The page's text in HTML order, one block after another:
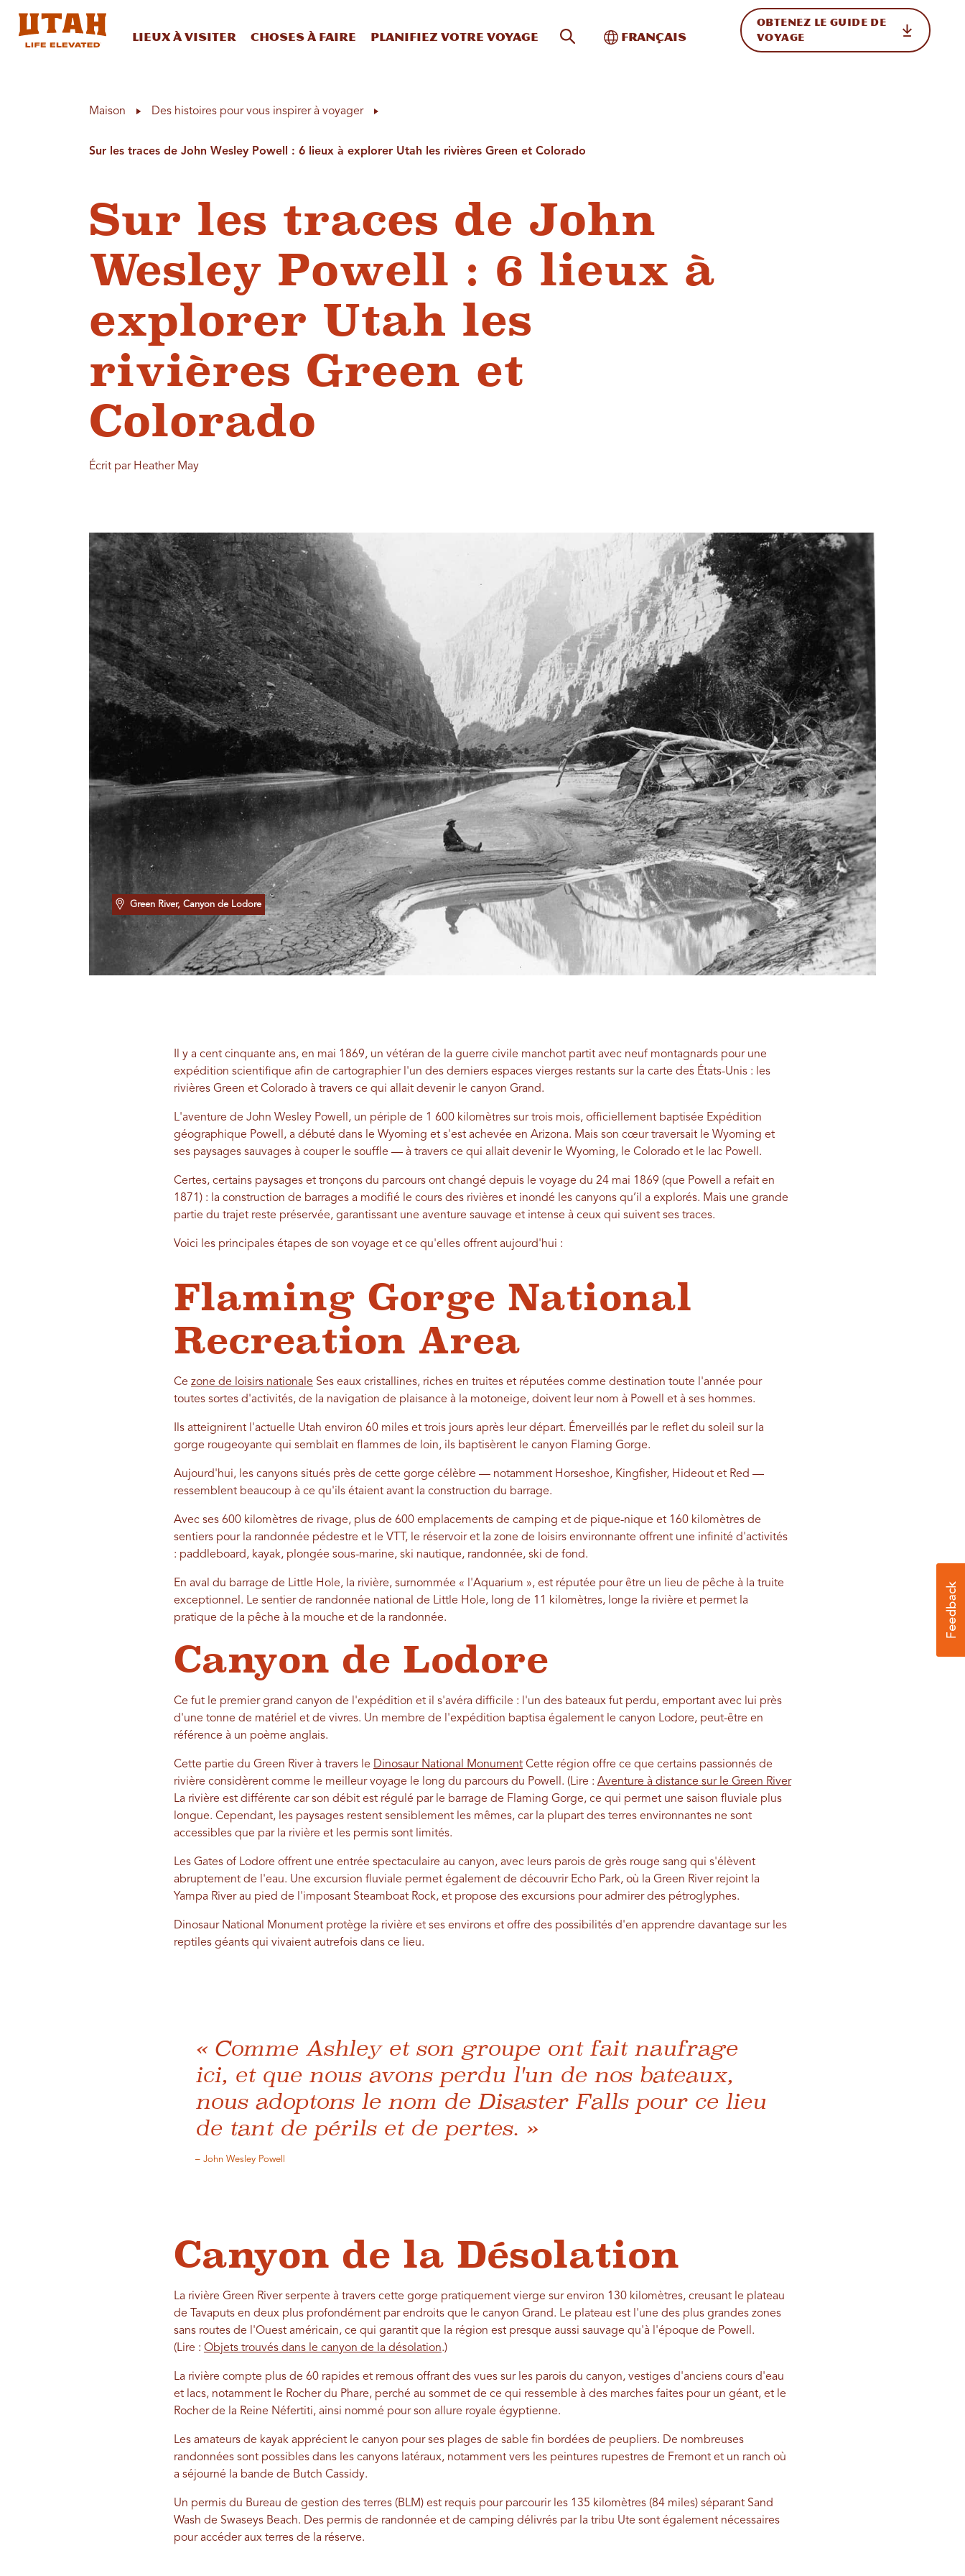
Lieux à visiter Choses à faire Planifiez votre voyage Recherche sur le site
Basculer vers l'international
Français
OBTENEZ LE GUIDE DE
VOYAGE
Maison Des histoires pour vous inspirer à voyager
Sur les traces de John Wesley Powell : 6 lieux à explorer Utah les rivières Green et Colorado
Sur les traces de John
Wesley Powell : 6 lieux à
explorer Utah les
rivières Green et
Colorado
Écrit par Heather May
Green River, Canyon de Lodore
Il y a cent cinquante ans, en mai 1869, un vétéran de la guerre civile manchot partit avec neuf montagnards pour une
expédition scientifique afin de cartographier l'un des derniers espaces vierges restants sur la carte des États-Unis : les
rivières Green et Colorado à travers ce qui allait devenir le canyon Grand.
L'aventure de John Wesley Powell, un périple de 1 600 kilomètres sur trois mois, officiellement baptisée Expédition
géographique Powell, a débuté dans le Wyoming et s'est achevée en Arizona. Mais son cœur traversait le Wyoming et
ses paysages sauvages à couper le souffle — à travers ce qui allait devenir le Wyoming, le Colorado et le lac Powell.
Certes, certains paysages et tronçons du parcours ont changé depuis le voyage du 24 mai 1869 (que Powell a refait en
1871) : la construction de barrages a modifié le cours des rivières et inondé les canyons qu’il a explorés. Mais une grande
partie du trajet reste préservée, garantissant une aventure sauvage et intense à ceux qui suivent ses traces.
Voici les principales étapes de son voyage et ce qu'elles offrent aujourd'hui :
Flaming Gorge National
Recreation Area
Ce zone de loisirs nationale Ses eaux cristallines, riches en truites et réputées comme destination toute l'année pour
toutes sortes d'activités, de la navigation de plaisance à la motoneige, doivent leur nom à Powell et à ses hommes.
Ils atteignirent l'actuelle Utah environ 60 miles et trois jours après leur départ. Émerveillés par le reflet du soleil sur la
gorge rougeoyante qui semblait en flammes de loin, ils baptisèrent le canyon Flaming Gorge.
Aujourd'hui, les canyons situés près de cette gorge célèbre — notamment Horseshoe, Kingfisher, Hideout et Red —
ressemblent beaucoup à ce qu'ils étaient avant la construction du barrage.
Avec ses 600 kilomètres de rivage, plus de 600 emplacements de camping et de pique-nique et 160 kilomètres de
sentiers pour la randonnée pédestre et le VTT, le réservoir et la zone de loisirs environnante offrent une infinité d'activités
: paddleboard, kayak, plongée sous-marine, ski nautique, randonnée, ski de fond.
En aval du barrage de Little Hole, la rivière, surnommée « l'Aquarium », est réputée pour être un lieu de pêche à la truite
exceptionnel. Le sentier de randonnée national de Little Hole, long de 11 kilomètres, longe la rivière et permet la
pratique de la pêche à la mouche et de la randonnée.
Canyon de Lodore
Ce fut le premier grand canyon de l'expédition et il s'avéra difficile : l'un des bateaux fut perdu, emportant avec lui près
d'une tonne de matériel et de vivres. Un membre de l'expédition baptisa également le canyon Lodore, peut-être en
référence à un poème anglais.
Cette partie du Green River à travers le Dinosaur National MonumentCette région offre ce que certains passionnés de
rivière considèrent comme le meilleur voyage le long du parcours du Powell. (Lire : Aventure à distance sur le Green River
La rivière est différente car son débit est régulé par le barrage de Flaming Gorge, ce qui permet une saison fluviale plus
longue. Cependant, les paysages restent sensiblement les mêmes, car la plupart des terres environnantes ne sont
accessibles que par la rivière et les permis sont limités.
Les Gates of Lodore offrent une entrée spectaculaire au canyon, avec leurs parois de grès rouge sang qui s'élèvent
abruptement de l'eau. Une excursion fluviale permet également de découvrir Echo Park, où la Green River rejoint la
Yampa River au pied de l'imposant Steamboat Rock, et propose des excursions pour admirer des pétroglyphes.
Dinosaur National Monument protège la rivière et ses environs et offre des possibilités d'en apprendre davantage sur les
reptiles géants qui vivaient autrefois dans ce lieu.
« Comme Ashley et son groupe ont fait naufrage
ici, et que nous avons perdu l'un de nos bateaux,
nous adoptons le nom de Disaster Falls pour ce lieu
de tant de périls et de pertes. »
– John Wesley Powell
Canyon de la Désolation
La rivière Green River serpente à travers cette gorge pratiquement vierge sur environ 130 kilomètres, creusant le plateau
de Tavaputs en deux plus profondément par endroits que le canyon Grand. Le plateau est l'une des plus grandes zones
sans routes de l'Ouest américain, ce qui garantit que la région est presque aussi sauvage qu'à l'époque de Powell.
(Lire : Objets trouvés dans le canyon de la désolation.)
La rivière compte plus de 60 rapides et remous offrant des vues sur les parois du canyon, vestiges d'anciens cours d'eau
et lacs, notamment le Rocher du Phare, perché au sommet de ce qui ressemble à des marches faites pour un géant, et le
Rocher de la Reine Néfertiti, ainsi nommé pour son allure royale égyptienne.
Les amateurs de kayak apprécient le canyon pour ses plages de sable fin bordées de peupliers. De nombreuses
randonnées sont possibles dans les canyons latéraux, notamment vers les peintures rupestres de Fremont et un ranch où
a séjourné la bande de Butch Cassidy.
Un permis du Bureau de gestion des terres (BLM) est requis pour parcourir les 135 kilomètres (84 miles) séparant Sand
Wash de Swaseys Beach. Des permis de randonnée et de camping délivrés par la tribu Ute sont également nécessaires
pour accéder aux terres de la réserve.